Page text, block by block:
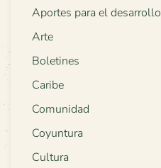
Aportes para el desarrollo
Arte
Boletines
Caribe
Comunidad
Coyuntura
Cultura